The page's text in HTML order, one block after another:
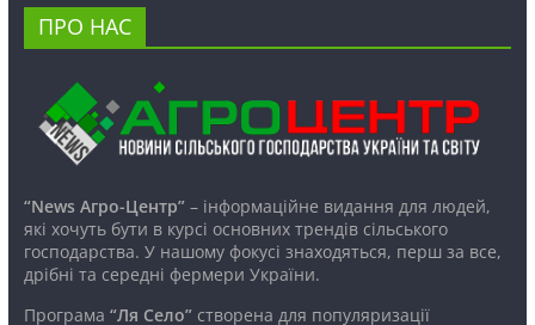
ПРО НАС
“News Агро-Центр”– інформаційне видання для людей,
які хочуть бути в курсі основних трендів сільського
господарства. У нашому фокусі знаходяться, перш за все,
дрібні та середні фермери України.
Програма “Ля Село”створена для популяризації